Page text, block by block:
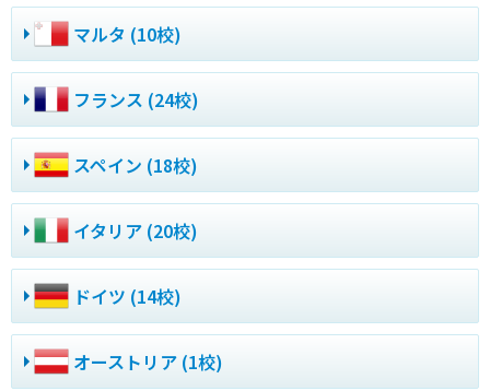
マルタ (10校)
フランス (24校)
スペイン (18校)
イタリア (20校)
ドイツ (14校)
オーストリア (1校)